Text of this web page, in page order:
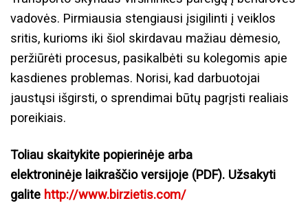
vadovės. Pirmiausia stengiausi įsigilinti į veiklos
sritis, kurioms iki šiol skirdavau mažiau dėmesio,
peržiūrėti procesus, pasikalbėti su kolegomis apie
kasdienes problemas. Norisi, kad darbuotojai
jaustųsi išgirsti, o sprendimai būtų pagrįsti realiais
poreikiais.
Toliau skaitykite popierinėje arba
elektroninėje laikraščio versijoje (PDF). Užsakyti
galite http://www.birzietis.com/